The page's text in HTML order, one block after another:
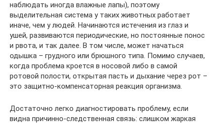
наблюдать иногда влажные лапы), поэтому
выделительная система у таких животных работает
иначе, чем у людей. Начинаются истечения из глаз и
ушей, развиваются периодические, но постоянные понос
и рвота, и так далее. В том числе, может начаться
одышка – грудного или брюшного типа. Помимо случаев,
когда проблема кроется в носовой либо в самой
ротовой полости, открытая пасть и дыхание через рот –
это защитно-компенсаторная реакция организма.
Достаточно легко диагностировать проблему, если
видна причинно-следственная связь: слишком жаркая